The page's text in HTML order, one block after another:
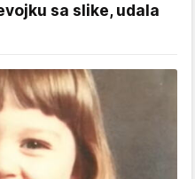
sa slike, udala